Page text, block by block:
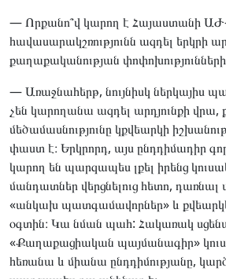
— Որքանո՞վ կարող է Հայաստանի ԱԺ-
հավասարակշռությունն ազդել երկրի
քաղաքականության
— Առաջնահերթ, նույնիսկ ներկայիս
չեն կարողանա ազդել արդյունքի վրա,
մեծամասնությունը կքվեարկի
փաստ է։ Երկրորդ, այս ընդդիմադիր
կարող են պարզապես լքել իրենց
մանդատներ վերցնելուց հետո, դառնալ
«անկախ պատգամավորներ» և
օգտին։ Կա նման պահ: Հակառակ
«Քաղաքացիական պայմանագիր»
հեռանա և միանա ընդդիմությանը,